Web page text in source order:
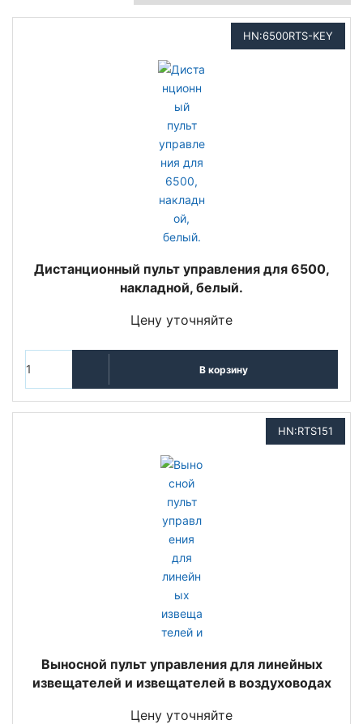
HN:6500RTS-KEY
Дистанционный пульт управления для 6500,
накладной, белый.
Цену уточняйте
В корзину
HN:RTS151
Выносной пульт управления для линейных
извещателей и извещателей в воздуховодах
Цену уточняйте